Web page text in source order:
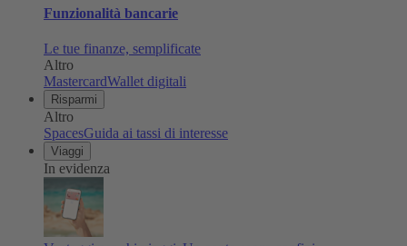
Funzionalità bancarie
Le tue finanze, semplificate
Altro
MastercardWallet digitali
Risparmi
Altro
SpacesGuida ai tassi di interesse
Viaggi
In evidenza